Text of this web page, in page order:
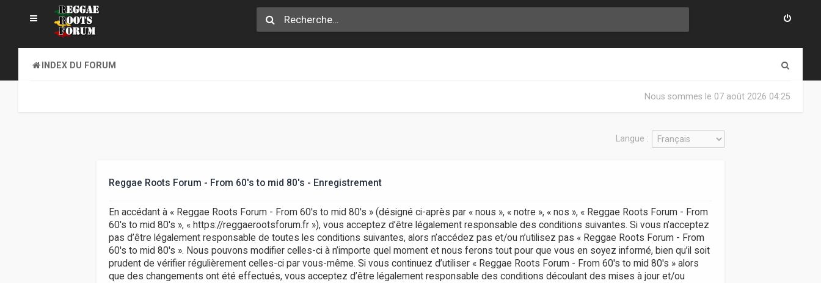
INDEX DU FORUM
Nous sommes le 07 août 2026 04:25
Langue :
Reggae Roots Forum - From 60's to mid 80's - Enregistrement
En accédant à « Reggae Roots Forum - From 60's to mid 80's » (désigné ci-après par « nous », « notre », « nos », « Reggae Roots Forum - From
60's to mid 80's », « https://reggaerootsforum.fr »), vous acceptez d’être légalement responsable des conditions suivantes. Si vous n’acceptez
pas d’être légalement responsable de toutes les conditions suivantes, alors n’accédez pas et/ou n’utilisez pas « Reggae Roots Forum - From
60's to mid 80's ». Nous pouvons modifier celles-ci à n’importe quel moment et nous ferons tout pour que vous en soyez informé, bien qu’il soit
prudent de vérifier régulièrement celles-ci par vous-même. Si vous continuez d’utiliser « Reggae Roots Forum - From 60's to mid 80's » alors
que des changements ont été effectués, vous acceptez d’être légalement responsable des conditions découlant des mises à jour et/ou